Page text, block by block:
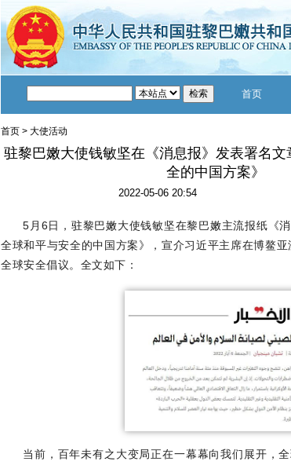
首页
首页 > 大使活动
驻黎巴嫩大使钱敏坚在《消息报》发表署名
全的中国方案》
2022-05-06 20:54
5月6日，驻黎巴嫩大使钱敏坚在黎巴嫩主流报纸《
全球和平与安全的中国方案》，宣介习近平主席在博鳌
全球安全倡议。全文如下：
当前，百年未有之大变局正在一幕幕向我们展开，